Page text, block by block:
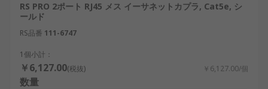
RS PRO 2ポート RJ45 メス イーサネットカプラ, Cat5e, シ
ールド
RS品番 111-6747
1個小計：
￥6,127.00(税抜) ￥6,127.00/個
数量